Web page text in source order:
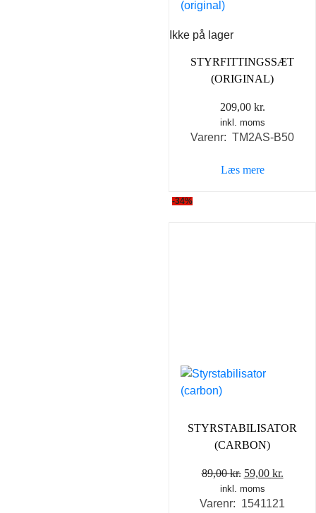
Ikke på lager
STYRFITTINGSSÆT
(ORIGINAL)
209,00 kr.
inkl. moms
Varenr: TM2AS-B50
Læs mere
-34%
STYRSTABILISATOR
(CARBON)
89,00kr. Den
oprindelige
pris
59,00 kr.
pris
inkl. moms
Varenr: 1541121